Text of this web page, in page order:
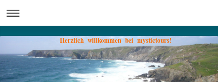
Herzlich willkommen bei mystictours!